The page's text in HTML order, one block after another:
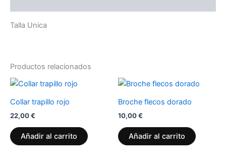
Talla Unica
Productos relacionados
Collar trapillo rojo
22,00€
Añadir al carrito
Broche flecos dorado
10,00€
Añadir al carrito